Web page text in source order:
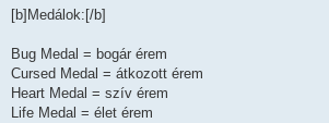
[b]Medálok:[/b]
Bug Medal = bogár érem
Cursed Medal = átkozott érem
Heart Medal = szív érem
Life Medal = élet érem